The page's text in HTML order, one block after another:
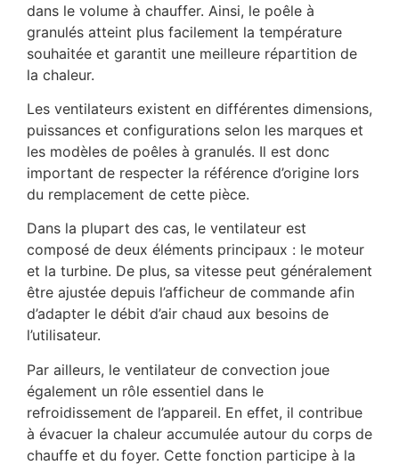
dans le volume à chauffer. Ainsi, le poêle à
granulés atteint plus facilement la température
souhaitée et garantit une meilleure répartition de
la chaleur.
Les ventilateurs existent en différentes dimensions,
puissances et configurations selon les marques et
les modèles de poêles à granulés. Il est donc
important de respecter la référence d’origine lors
du remplacement de cette pièce.
Dans la plupart des cas, le ventilateur est
composé de deux éléments principaux : le moteur
et la turbine. De plus, sa vitesse peut généralement
être ajustée depuis l’afficheur de commande afin
d’adapter le débit d’air chaud aux besoins de
l’utilisateur.
Par ailleurs, le ventilateur de convection joue
également un rôle essentiel dans le
refroidissement de l’appareil. En effet, il contribue
à évacuer la chaleur accumulée autour du corps de
chauffe et du foyer. Cette fonction participe à la